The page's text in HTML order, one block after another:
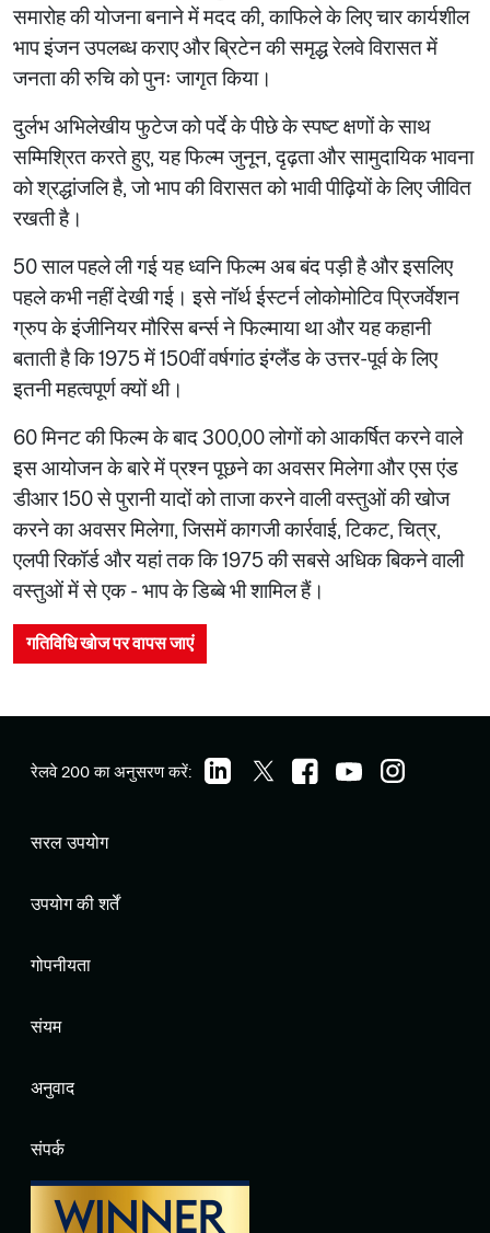
समारोह की योजना बनाने में मदद की, काफिले के लिए चार कार्यशील
भाप इंजन उपलब्ध कराए और ब्रिटेन की समृद्ध रेलवे विरासत में
जनता की रुचि को पुनः जागृत किया।
दुर्लभ अभिलेखीय फुटेज को पर्दे के पीछे के स्पष्ट क्षणों के साथ
सम्मिश्रित करते हुए, यह फिल्म जुनून, दृढ़ता और सामुदायिक भावना
को श्रद्धांजलि है, जो भाप की विरासत को भावी पीढ़ियों के लिए जीवित
रखती है।
50 साल पहले ली गई यह ध्वनि फिल्म अब बंद पड़ी है और इसलिए
पहले कभी नहीं देखी गई। इसे नॉर्थ ईस्टर्न लोकोमोटिव प्रिजर्वेशन
ग्रुप के इंजीनियर मौरिस बर्न्स ने फिल्माया था और यह कहानी
बताती है कि 1975 में 150वीं वर्षगांठ इंग्लैंड के उत्तर-पूर्व के लिए
इतनी महत्वपूर्ण क्यों थी।
60 मिनट की फिल्म के बाद 300,00 लोगों को आकर्षित करने वाले
इस आयोजन के बारे में प्रश्न पूछने का अवसर मिलेगा और एस एंड
डीआर 150 से पुरानी यादों को ताजा करने वाली वस्तुओं की खोज
करने का अवसर मिलेगा, जिसमें कागजी कार्रवाई, टिकट, चित्र,
एलपी रिकॉर्ड और यहां तक कि 1975 की सबसे अधिक बिकने वाली
वस्तुओं में से एक - भाप के डिब्बे भी शामिल हैं।
गतिविधि खोज पर वापस जाएं
रेलवे 200 का अनुसरण करें:
सरल उपयोग
उपयोग की शर्तें
गोपनीयता
संयम
अनुवाद
संपर्क